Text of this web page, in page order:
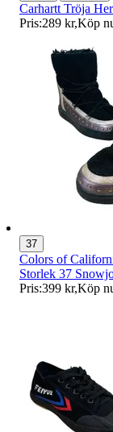
Carhartt Tröja
Pris:289 kr,Köp
37
Colors of
Storlek 37
Pris:399 kr,Köp